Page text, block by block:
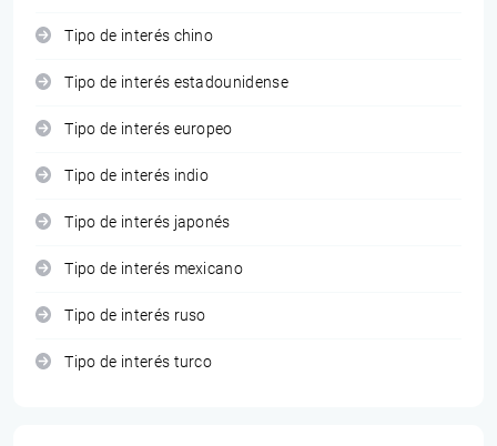
Tipo de interés chino
Tipo de interés estadounidense
Tipo de interés europeo
Tipo de interés indio
Tipo de interés japonés
Tipo de interés mexicano
Tipo de interés ruso
Tipo de interés turco